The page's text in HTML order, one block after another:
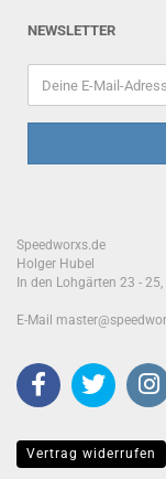
NEWSLETTER
Speedworxs.de
Holger Hubel
In den Lohgärten 23 -
E-Mail
Vertrag widerrufen